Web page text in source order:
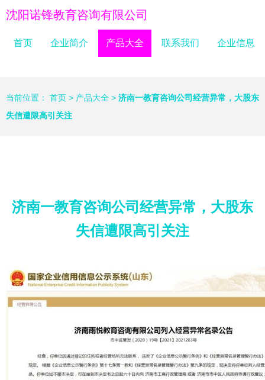
沈阳诺锋教育咨询有限公司
首页 企业简介 产品大全 联系我们 企业信息
当前位置： 首页 > 产品大全 > 济南一教育咨询公司经营异常，大股东
失信遭限高引关注
济南一教育咨询公司经营异常，大股东
失信遭限高引关注